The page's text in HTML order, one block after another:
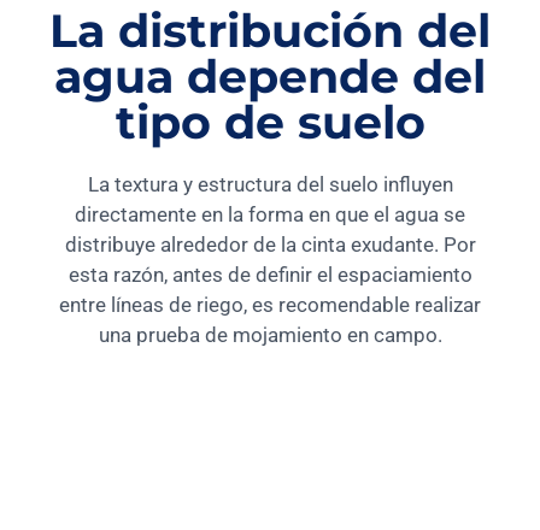
La distribución del
agua depende del
tipo de suelo
La textura y estructura del suelo influyen
directamente en la forma en que el agua se
distribuye alrededor de la cinta exudante. Por
esta razón, antes de definir el espaciamiento
entre líneas de riego, es recomendable realizar
una prueba de mojamiento en campo.